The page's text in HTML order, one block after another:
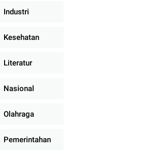
Industri
Kesehatan
Literatur
Nasional
Olahraga
Pemerintahan